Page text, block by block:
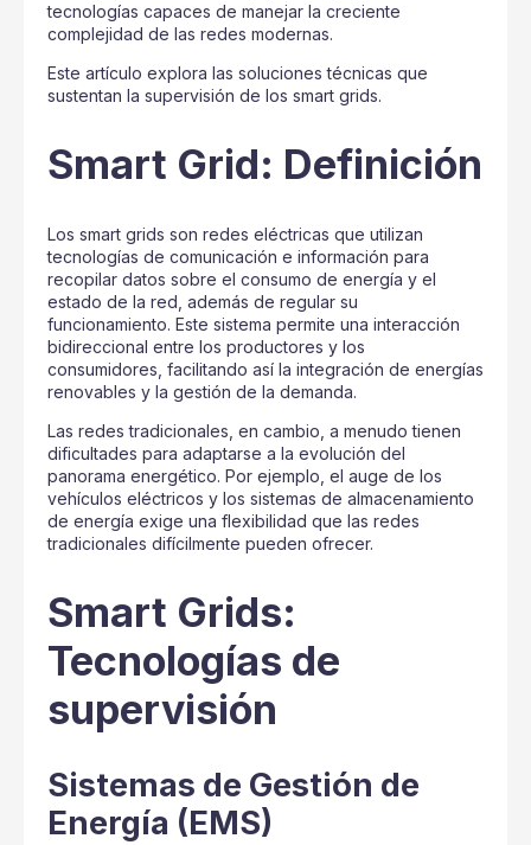
tecnologías capaces de manejar la creciente
complejidad de las redes modernas.
Este artículo explora las soluciones técnicas que
sustentan la supervisión de los smart grids.
Smart Grid: Definición
Los smart grids son redes eléctricas que utilizan
tecnologías de comunicación e información para
recopilar datos sobre el consumo de energía y el
estado de la red, además de regular su
funcionamiento. Este sistema permite una interacción
bidireccional entre los productores y los
consumidores, facilitando así la integración de energías
renovables y la gestión de la demanda.
Las redes tradicionales, en cambio, a menudo tienen
dificultades para adaptarse a la evolución del
panorama energético. Por ejemplo, el auge de los
vehículos eléctricos y los sistemas de almacenamiento
de energía exige una flexibilidad que las redes
tradicionales difícilmente pueden ofrecer.
Smart Grids:
Tecnologías de
supervisión
Sistemas de Gestión de
Energía (EMS)